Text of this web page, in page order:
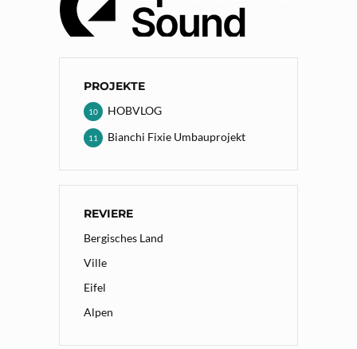
PROJEKTE
HOBVLOG
10
Bianchi Fixie Umbauprojekt
11
REVIERE
Bergisches Land
Ville
Eifel
Alpen